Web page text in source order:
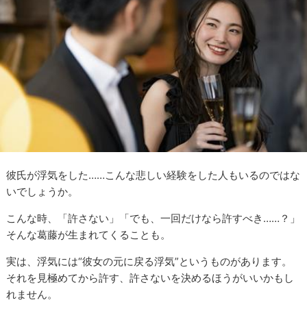
彼氏が浮気をした……こんな悲しい経験をした人もいるのではな
いでしょうか。
こんな時、「許さない」「でも、一回だけなら許すべき……？」
そんな葛藤が生まれてくることも。
実は、浮気には“彼女の元に戻る浮気”というものがあります。
それを見極めてから許す、許さないを決めるほうがいいかもし
れません。